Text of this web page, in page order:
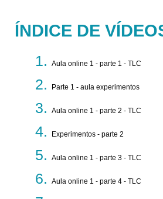
ÍNDICE DE
Aula online 1 - parte 1 - TLC
Parte 1 - aula experimentos
Aula online 1 - parte 2 - TLC
Experimentos - parte 2
Aula online 1 - parte 3 - TLC
Aula online 1 - parte 4 - TLC